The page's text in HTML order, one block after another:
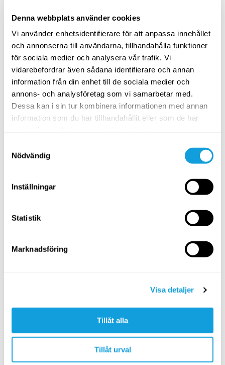
Denna webbplats använder cookies
Vi använder enhetsidentifierare för att anpassa innehållet
och annonserna till användarna, tillhandahålla funktioner
för sociala medier och analysera vår trafik. Vi
vidarebefordrar även sådana identifierare och annan
information från din enhet till de sociala medier och
annons- och analysföretag som vi samarbetar med.
Dessa kan i sin tur kombinera informationen med annan
information som du har tillhandahållit eller som de har
Nödvändig
Inställningar
Statistik
Marknadsföring
Visa detaljer
Tillåt alla
Tillåt urval
Skapa en känsla av friare andningsflöde och släpp
spänningar i kroppen.
SPARA TILL FAVORITER
45 min
PASSAR ALLA
HoliYoga
rörelser som passar extra bra vid utmattning.